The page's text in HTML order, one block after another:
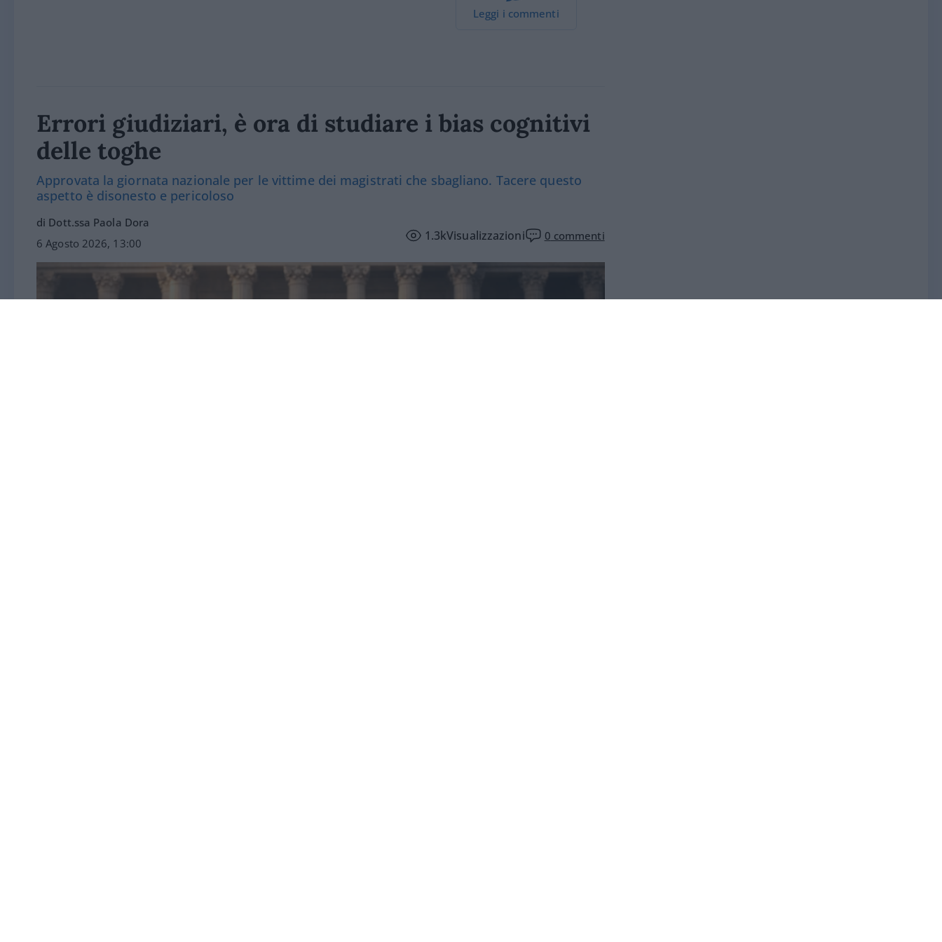
Leggi i commenti
Errori giudiziari, è ora di studiare i bias cognitivi
delle toghe
Approvata la giornata nazionale per le vittime dei magistrati che sbagliano. Tacere questo
aspetto è disonesto e pericoloso
di Dott.ssa Paola Dora
6 Agosto 2026, 13:00
1.3kVisualizzazioni 0 commenti